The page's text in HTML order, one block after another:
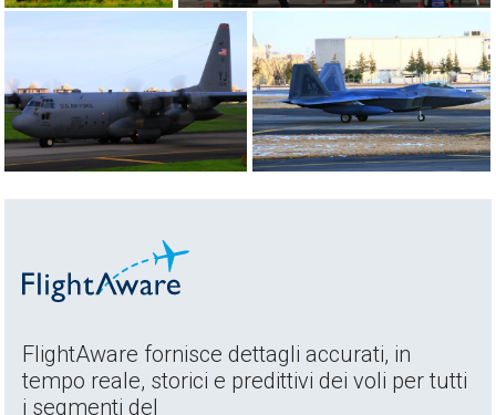
FlightAware fornisce dettagli accurati, in
tempo reale, storici e predittivi dei voli per tutti
i segmenti del